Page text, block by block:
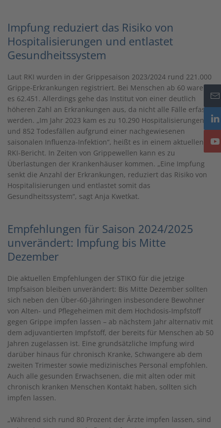
Impfung reduziert das Risiko von
Hospitalisierungen und entlastet
Gesundheitssystem
Laut RKI wurden in der Grippesaison 2023/2024 rund 221.000
Grippe-Erkrankungen registriert. Bei Menschen ab 60 waren
es 62.451. Allerdings gehe das Institut von einer deutlich
höheren Zahl an Erkrankungen aus, da nicht alle Fälle erfasst
werden. „Im Jahr 2023 kam es zu 10.290 Hospitalisierungen
und 852 Todesfällen aufgrund einer nachgewiesenen
saisonalen Influenza-Infektion“, heißt es in einem aktuellen
RKI-Bericht. In Zeiten von Grippewellen kann es zu
Überlastungen der Krankenhäuser kommen. „Eine Impfung
senkt die Anzahl der Erkrankungen, reduziert das Risiko von
Hospitalisierungen und entlastet somit das
Gesundheitssystem“, sagt Anja Kwetkat.
Empfehlungen für Saison 2024/2025
unverändert: Impfung bis Mitte
Dezember
Die aktuellen Empfehlungen der STIKO für die jetzige
Impfsaison bleiben unverändert: Bis Mitte Dezember sollten
sich neben den Über-60-Jähringen insbesondere Bewohner
von Alten- und Pflegeheimen mit dem Hochdosis-Impfstoff
gegen Grippe impfen lassen – ab nächstem Jahr alternativ mit
dem adjuvantierten Impfstoff, der bereits für Menschen ab 50
Jahren zugelassen ist. Eine grundsätzliche Impfung wird
darüber hinaus für chronisch Kranke, Schwangere ab dem
zweiten Trimester sowie medizinisches Personal empfohlen.
Auch alle gesunden Erwachsenen, die mit alten oder mit
chronisch kranken Menschen Kontakt haben, sollten sich
impfen lassen.
„Während sich rund 80 Prozent der Ärzte impfen lassen, sind